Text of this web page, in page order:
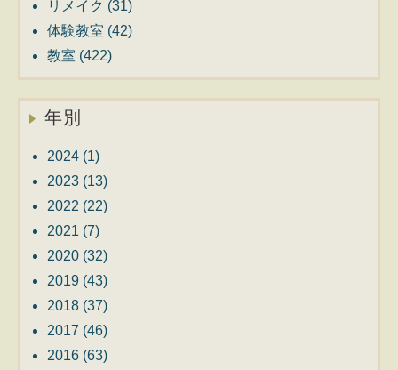
リメイク (31)
体験教室 (42)
教室 (422)
年別
2024 (1)
2023 (13)
2022 (22)
2021 (7)
2020 (32)
2019 (43)
2018 (37)
2017 (46)
2016 (63)